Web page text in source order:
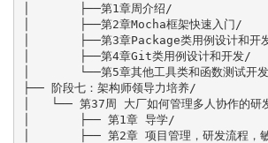
│       ├──第1章周介绍/
│       ├──第2章Mocha框架快速入门/
│       ├──第3章Package类用例设计和开
│       ├──第4章Git类用例设计和开发/
│       └──第5章其他工具类和函数测试开
├── 阶段七：架构师领导力培养/
│   └── 第37周 大厂如何管理多人协作的研
│       ├── 第1章 导学/
│       ├── 第2章 项目管理，研发流程，